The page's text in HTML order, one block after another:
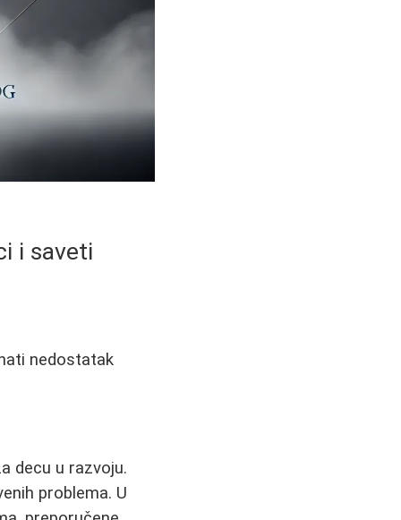
i saveti
nedostatak
decu u razvoju.
problema. U